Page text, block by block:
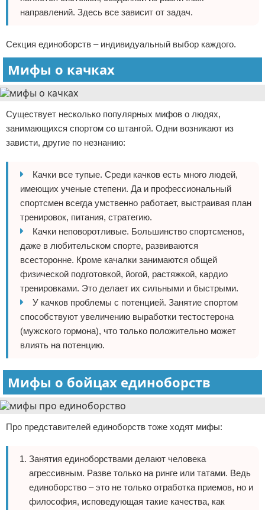
направлений. Здесь все зависит от задач.
Секция единоборств – индивидуальный выбор каждого.
Мифы о качках
Существует несколько популярных мифов о людях,
занимающихся спортом со штангой. Одни возникают из
зависти, другие по незнанию:
Качки все тупые. Среди качков есть много людей,
имеющих ученые степени. Да и профессиональный
спортсмен всегда умственно работает, выстраивая план
тренировок, питания, стратегию.
Качки неповоротливые. Большинство спортсменов,
даже в любительском спорте, развиваются
всесторонне. Кроме качалки занимаются общей
физической подготовкой, йогой, растяжкой, кардио
тренировками. Это делает их сильными и быстрыми.
У качков проблемы с потенцией. Занятие спортом
способствуют увеличению выработки тестостерона
(мужского гормона), что только положительно может
влиять на потенцию.
Мифы о бойцах единоборств
Про представителей единоборств тоже ходят мифы:
Занятия единоборствами делают человека
агрессивным. Разве только на ринге или татами. Ведь
единоборство – это не только отработка приемов, но и
философия, исповедующая такие качества, как